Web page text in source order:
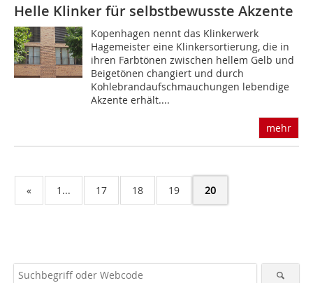
Helle Klinker für selbstbewusste Akzente
Kopenhagen nennt das Klinkerwerk
Hagemeister eine Klinkersortierung, die in
ihren Farbtönen zwischen hellem Gelb und
Beigetönen changiert und durch
Kohlebrandaufschmauchungen lebendige
Akzente erhält....
mehr
« 1... 17 18 19 20